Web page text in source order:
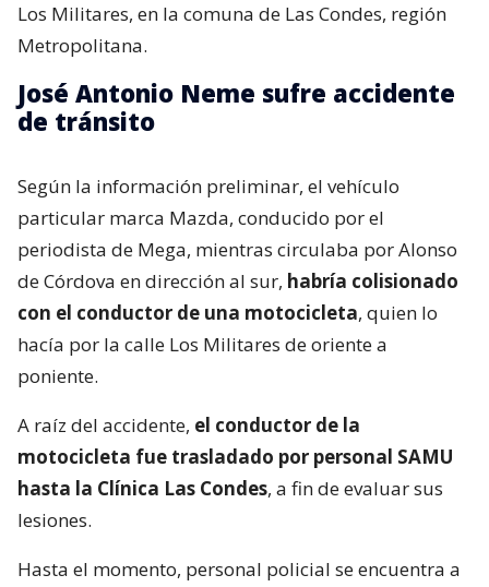
Los Militares, en la comuna de Las Condes, región
Metropolitana.
José Antonio Neme sufre accidente
de tránsito
Según la información preliminar, el vehículo
particular marca Mazda, conducido por el
periodista de Mega, mientras circulaba por Alonso
de Córdova en dirección al sur, habría colisionado
con el conductor de una motocicleta, quien lo
hacía por la calle Los Militares de oriente a
poniente.
A raíz del accidente, el conductor de la
motocicleta fue trasladado por personal SAMU
hasta la Clínica Las Condes, a fin de evaluar sus
lesiones.
Hasta el momento, personal policial se encuentra a